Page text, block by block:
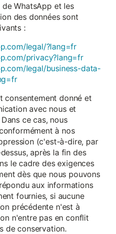
WhatsApp et les
des données sont
:
legal/?lang=fr
privacy?lang=fr
legal/business-data-
consentement donné et
avec nous et
ce cas, nous
à nos
(c'est-à-dire, par
après la fin des
le cadre des exigences
dès que nous pouvons
aux informations
fournies, si aucune
précédente n'est à
n'entre pas en conflit
de conservation.